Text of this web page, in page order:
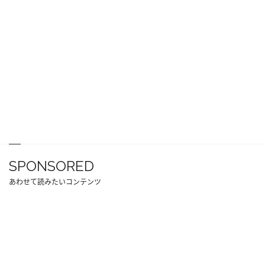
SPONSORED
あわせて読みたいコンテンツ